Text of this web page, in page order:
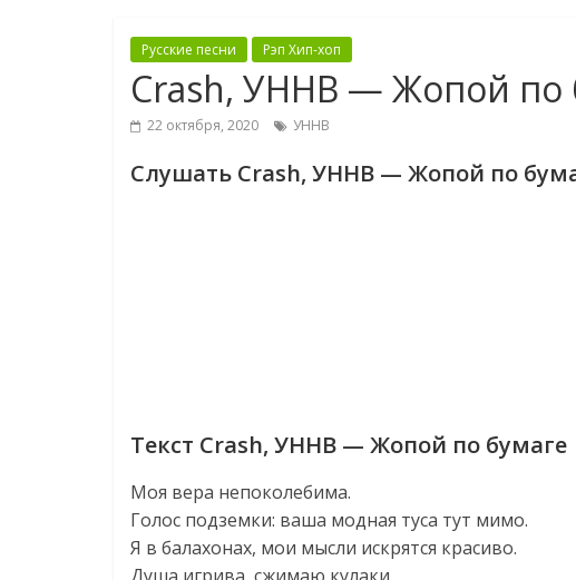
Русские песни Рэп Хип-хоп
Crash, УННВ — Жопой по
22 октября, 2020 УННВ
Слушать Crash, УННВ — Жопой по
Текст Crash, УННВ — Жопой по бумаге
Моя вера непоколебима.
Голос подземки: ваша модная туса тут мимо.
Я в балахонах, мои мысли искрятся красиво.